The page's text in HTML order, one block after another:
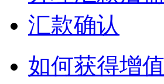
汇款确认
如何获得增